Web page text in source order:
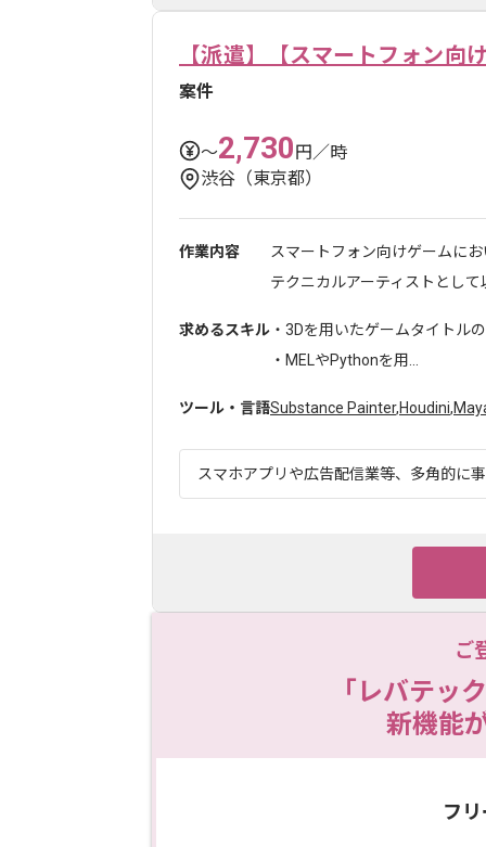
【派遣】【スマートフォン向
案件
〜2,730円／時
渋谷（東京都）
作業内容
スマートフォン向けゲームにお
テクニカルアーティストとして
求めるスキル ・3Dを用いたゲームタイトル
・MELやPythonを用...
ツール・言語Substance Painter,Houdini,
スマホアプリや広告配信業等、多角的に
ご
「レバテッ
新機能
フ